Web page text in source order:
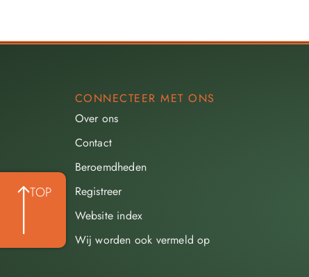
TOP
CONNECTEER MET ONS
Over ons
Contact
Beroemdheden​
Registreer
Website index
Wij worden ook vermeld op